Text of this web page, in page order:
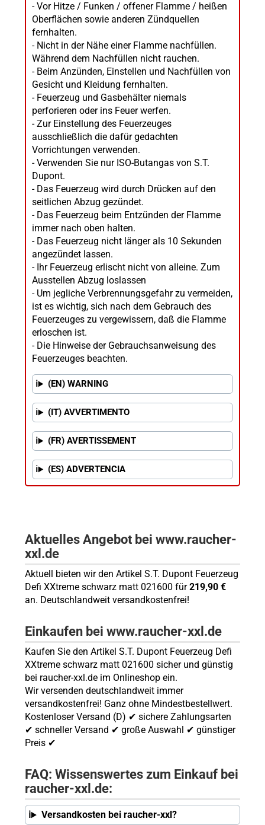
- Vor Hitze / Funken / offener Flamme / heißen
Oberflächen sowie anderen Zündquellen
fernhalten.
- Nicht in der Nähe einer Flamme nachfüllen.
Während dem Nachfüllen nicht rauchen.
- Beim Anzünden, Einstellen und Nachfüllen von
Gesicht und Kleidung fernhalten.
- Feuerzeug und Gasbehälter niemals
perforieren oder ins Feuer werfen.
- Zur Einstellung des Feuerzeuges
ausschließlich die dafür gedachten
Vorrichtungen verwenden.
- Verwenden Sie nur ISO-Butangas von S.T.
Dupont.
- Das Feuerzeug wird durch Drücken auf den
seitlichen Abzug gezündet.
- Das Feuerzeug beim Entzünden der Flamme
immer nach oben halten.
- Das Feuerzeug nicht länger als 10 Sekunden
angezündet lassen.
- Ihr Feuerzeug erlischt nicht von alleine. Zum
Ausstellen Abzug loslassen
- Um jegliche Verbrennungsgefahr zu vermeiden,
ist es wichtig, sich nach dem Gebrauch des
Feuerzeuges zu vergewissern, daß die Flamme
erloschen ist.
- Die Hinweise der Gebrauchsanweisung des
Feuerzeuges beachten.
(EN) WARNING
(IT) AVVERTIMENTO
(FR) AVERTISSEMENT
(ES) ADVERTENCIA
Aktuelles Angebot bei www.raucher-
xxl.de
Aktuell bieten wir den Artikel S.T. Dupont Feuerzeug
Defi XXtreme schwarz matt 021600 für219,90 €
an. Deutschlandweit versandkostenfrei!
Einkaufen bei www.raucher-xxl.de
Kaufen Sie den Artikel S.T. Dupont Feuerzeug Defi
XXtreme schwarz matt 021600 sicher und günstig
bei raucher-xxl.de im Onlineshop ein.
Wir versenden deutschlandweit immer
versandkostenfrei! Ganz ohne Mindestbestellwert.
Kostenloser Versand (D) ✔ sichere Zahlungsarten
✔ schneller Versand ✔ große Auswahl ✔ günstiger
Preis ✔
FAQ: Wissenswertes zum Einkauf bei
raucher-xxl.de:
Versandkosten bei raucher-xxl?